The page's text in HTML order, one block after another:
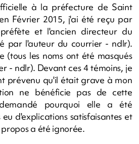
à la préfecture de Saint
Février 2015, j'ai été reçu par
et l'ancien directeur du
par l'auteur du courrier - ndlr).
(tous les noms ont été masqués
- ndlr). Devant ces 4 témoins, je
prévenu qu'il était grave à mon
ne bénéficie pas de cette
pourquoi elle a été
d'explications satisfaisantes et
a été ignorée.